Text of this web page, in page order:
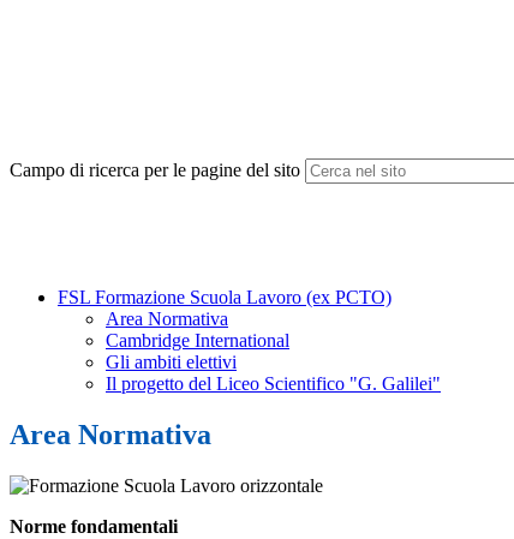
Campo di ricerca per le pagine del sito
FSL Formazione Scuola Lavoro (ex PCTO)
Area Normativa
Cambridge International
Gli ambiti elettivi
Il progetto del Liceo Scientifico "G. Galilei"
Area Normativa
Norme fondamentali